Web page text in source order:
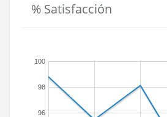
% Satisfacción
96
98
100